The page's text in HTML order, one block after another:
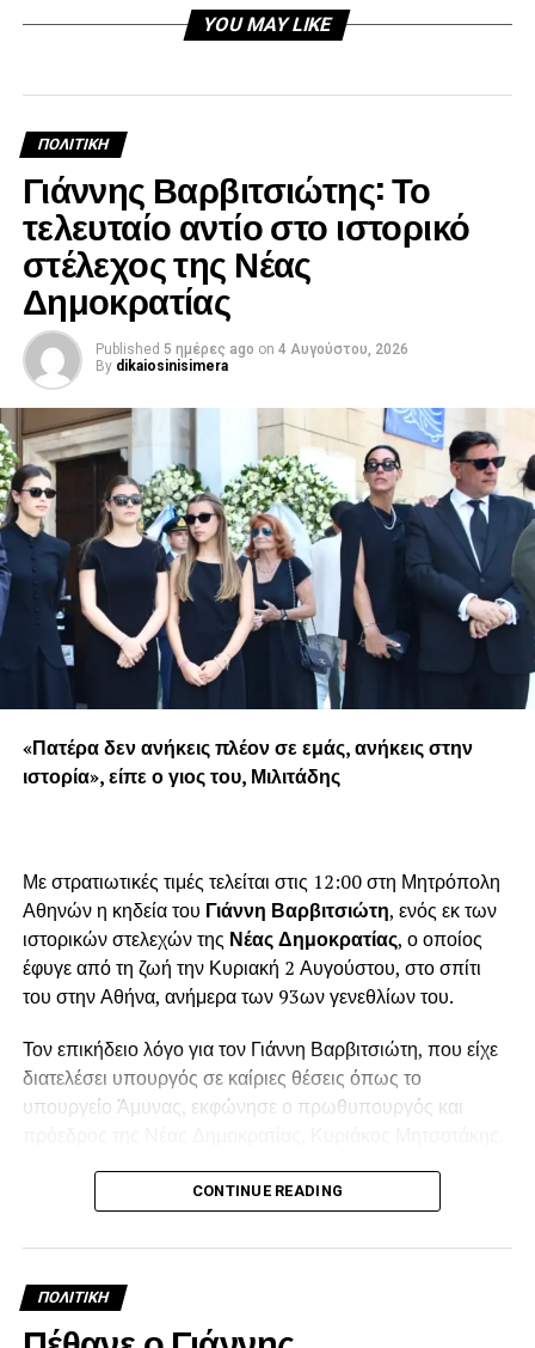
YOU MAY LIKE
ΠΟΛΙΤΙΚΉ
Γιάννης Βαρβιτσιώτης: Το
τελευταίο αντίο στο ιστορικό
στέλεχος της Νέας
Δημοκρατίας
Published 5 ημέρες ago on 4 Αυγούστου, 2026
By dikaiosinisimera
«Πατέρα δεν ανήκεις πλέον σε εμάς, ανήκεις στην
ιστορία», είπε ο γιος του, Μιλιτάδης
Με στρατιωτικές τιμές τελείται στις 12:00 στη Μητρόπολη
Αθηνών η κηδεία του Γιάννη Βαρβιτσιώτη, ενός εκ των
ιστορικών στελεχών της Νέας Δημοκρατίας, ο οποίος
έφυγε από τη ζωή την Κυριακή 2 Αυγούστου, στο σπίτι
του στην Αθήνα, ανήμερα των 93ων γενεθλίων του.
Τον επικήδειο λόγο για τον Γιάννη Βαρβιτσιώτη, που είχε
διατελέσει υπουργός σε καίριες θέσεις όπως το
υπουργείο Άμυνας, εκφώνησε ο πρωθυπουργός και
Λίγο πριν τη μία το μεσημέρι, ολοκληρώθηκε η εξόδιος
ακολουθία και στο βήμα ανέβηκε ο πρωθυπουργός
Κυριάκος Μητσοτάκης για να εκφωνήσει τον επικήδειο
Μεταξύ άλλων ο Κυριάκος Μητσοτάκης, είπε: «Ο Γιάννης
CONTINUE READING
ΠΟΛΙΤΙΚΉ